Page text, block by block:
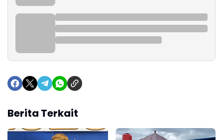
Berita Terkait